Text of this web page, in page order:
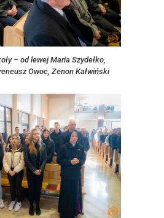
– od lewej Maria Szydełko,
Owoc, Zenon Kałwiński